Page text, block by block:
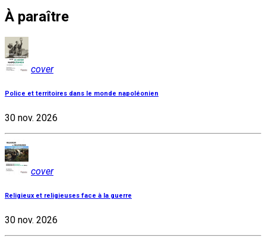
À paraître
cover
Police et territoires dans le monde napoléonien
30 nov. 2026
cover
Religieux et religieuses face à la guerre
30 nov. 2026